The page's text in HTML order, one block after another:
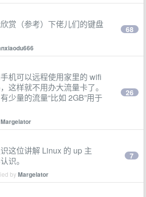
赏（参考）下佬儿们的键盘
68
机可以远程使用家里的 wifi
这样就不用办大流量卡了。
少量的流量“比如 2GB”用于
Margelator
26
这位讲解 Linux 的 up 主
识。
byMargelator
7